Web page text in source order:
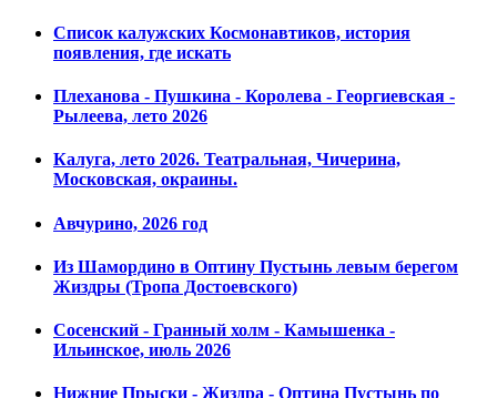
Список калужских Космонавтиков, история
появления, где искать
Плеханова - Пушкина - Королева - Георгиевская -
Рылеева, лето 2026
Калуга, лето 2026. Театральная, Чичерина,
Московская, окраины.
Авчурино, 2026 год
Из Шамордино в Оптину Пустынь левым берегом
Жиздры (Тропа Достоевского)
Сосенский - Гранный холм - Камышенка -
Ильинское, июль 2026
Нижние Прыски - Жиздра - Оптина Пустынь по